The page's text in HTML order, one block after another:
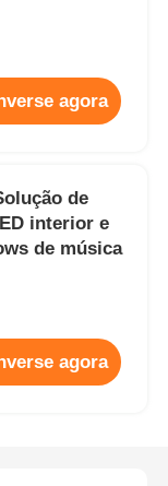
agora
de
interior e
de música
agora
Tela de exibição de vídeo LED flexível à prova d'água SMD1912 IP65 para eventos em igrejas e concertos
Painéis de Aluguel de Telas LED Direto da Fábrica | Display Externo P4.81, Entregue no Local